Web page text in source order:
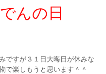
んの日
ですが３１日大晦日が休みな
で楽しもうと思います＾＾